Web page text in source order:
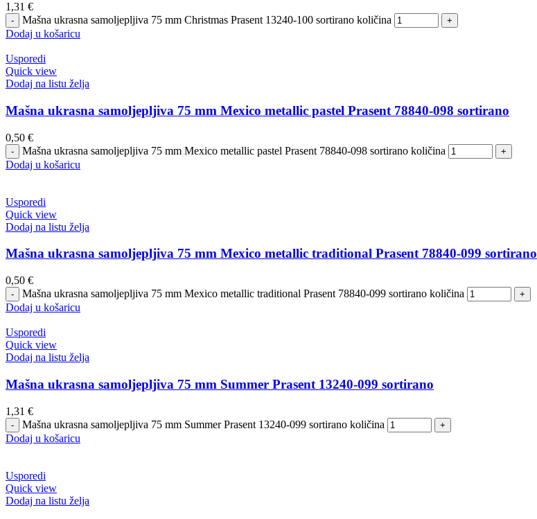
1,31 €
Mašna ukrasna samoljepljiva 75 mm Christmas Prasent 13240-100 sortirano količina
Dodaj u košaricu
Usporedi
Quick view
Dodaj na listu želja
Mašna ukrasna samoljepljiva 75 mm Mexico metallic pastel Prasent 78840-098 sortirano
0,50 €
Mašna ukrasna samoljepljiva 75 mm Mexico metallic pastel Prasent 78840-098 sortirano količina
Dodaj u košaricu
Usporedi
Quick view
Dodaj na listu želja
Mašna ukrasna samoljepljiva 75 mm Mexico metallic traditional Prasent 78840-099 sortirano
0,50 €
Mašna ukrasna samoljepljiva 75 mm Mexico metallic traditional Prasent 78840-099 sortirano količina
Dodaj u košaricu
Usporedi
Quick view
Dodaj na listu želja
Mašna ukrasna samoljepljiva 75 mm Summer Prasent 13240-099 sortirano
1,31 €
Mašna ukrasna samoljepljiva 75 mm Summer Prasent 13240-099 sortirano količina
Dodaj u košaricu
Usporedi
Quick view
Dodaj na listu želja